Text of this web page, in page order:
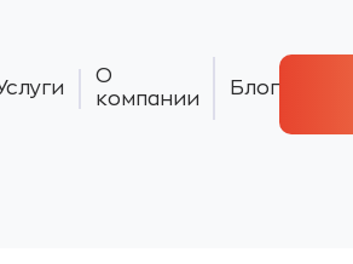
О
компании
Блог